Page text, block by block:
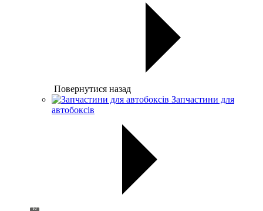
Повернутися назад
Запчастини для
автобоксів